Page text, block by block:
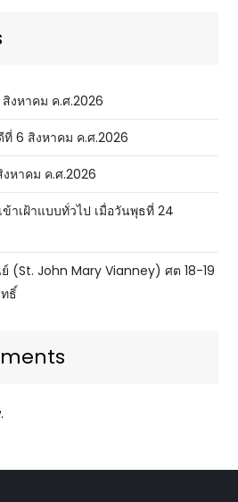
งหาคม ค.ศ.2026
6 สิงหาคม ค.ศ.2026
หาคม ค.ศ.2026
เข้าเฝ้าแบบทั่วไป เมื่อวันพุธที่ 24
(St. John Mary Vianney) ศต 18-19
ธิ์